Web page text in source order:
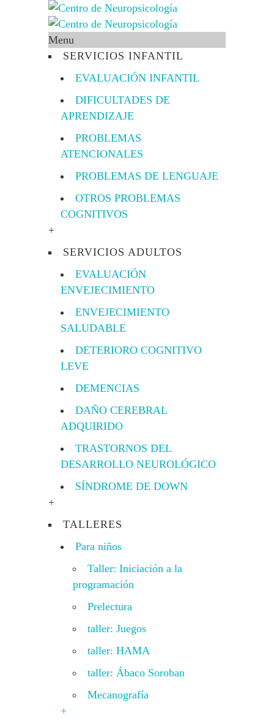
Menu
SERVICIOS INFANTIL
EVALUACIÓN INFANTIL
DIFICULTADES DE
APRENDIZAJE
PROBLEMAS
ATENCIONALES
PROBLEMAS DE LENGUAJE
OTROS PROBLEMAS
COGNITIVOS
+
SERVICIOS ADULTOS
EVALUACIÓN
ENVEJECIMIENTO
ENVEJECIMIENTO
SALUDABLE
DETERIORO COGNITIVO
LEVE
DEMENCIAS
DAÑO CEREBRAL
ADQUIRIDO
TRASTORNOS DEL
DESARROLLO NEUROLÓGICO
SÍNDROME DE DOWN
+
TALLERES
Para niños
Taller: Iniciación a la
programación
Prelectura
taller: Juegos
taller: HAMA
taller: Ábaco Soroban
Mecanografía
+